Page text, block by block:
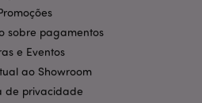
sobre pagamentos
e Eventos
ao Showroom
de privacidade
Funcionalidade
necessários permitem
do website, tais como login
de conta. O sítio web não